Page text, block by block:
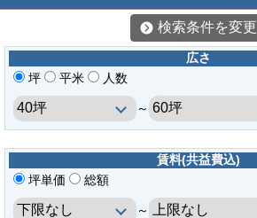
検索条件を変更
広さ
坪
平米 人数
～
賃料(共益費込)
坪単価
総額
～